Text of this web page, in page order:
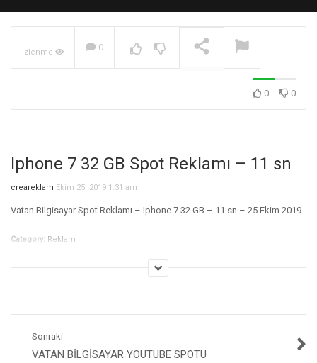
SomGroup TV Reklam
İzlenme 0
0 0
Iphone 7 32 GB Spot Reklamı – 11 sn
creareklam Ekim 25, 2019 1:31 am
Vatan Bilgisayar Spot Reklamı – Iphone 7 32 GB – 11 sn – 25 Ekim 2019
Category: Reklam
Sonraki
VATAN BILGISAYAR YOUTUBE SPOTU